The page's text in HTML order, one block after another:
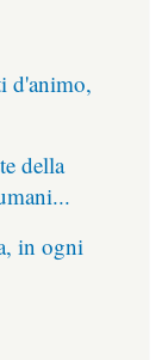
d'animo,
della
in ogni